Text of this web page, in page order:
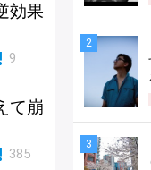
効果
9
て崩
385
2
3